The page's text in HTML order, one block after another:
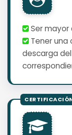
Ser mayor
Tener una
descarga